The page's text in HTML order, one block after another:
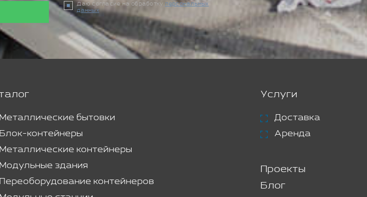
Даю согласие на обработку персональных
данных
Металлические бытовки
Блок-контейнеры
Металлические контейнеры
Модульные здания
Переоборудование контейнеров
Услуги
Доставка
Аренда
Проекты
Блог